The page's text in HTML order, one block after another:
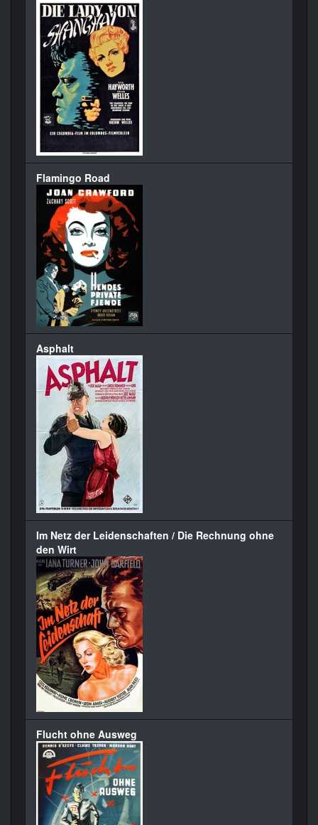
Flamingo Road
Asphalt
Im Netz der Leidenschaften / Die Rechnung ohne
den Wirt
Flucht ohne Ausweg